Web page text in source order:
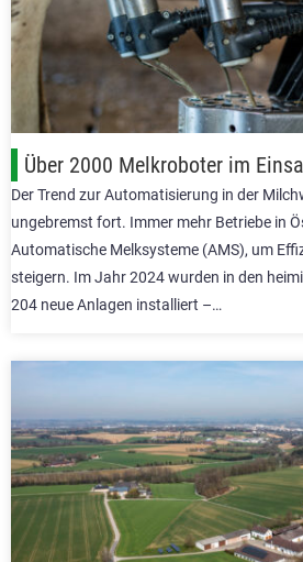
Über 2000 Melkroboter im
Der Trend zur Automatisierung in der
ungebremst fort. Immer mehr Betriebe in
Automatische Melksysteme (AMS), um
steigern. Im Jahr 2024 wurden in den
204 neue Anlagen installiert –…